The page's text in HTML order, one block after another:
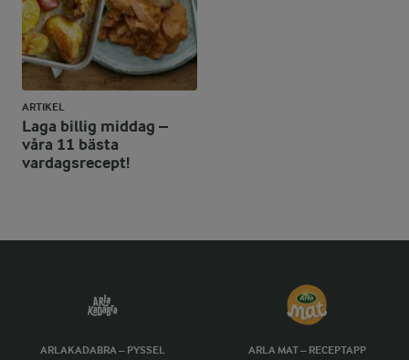
ARTIKEL
Laga billig middag –
våra 11 bästa
vardagsrecept!
ARLAKADABRA – PYSSEL
ARLA MAT – RECEPTAPP